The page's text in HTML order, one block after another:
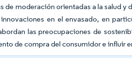
de moderación orientadas a la salud y
en el envasado, en
las preocupaciones de
de compra del consumidor e influir